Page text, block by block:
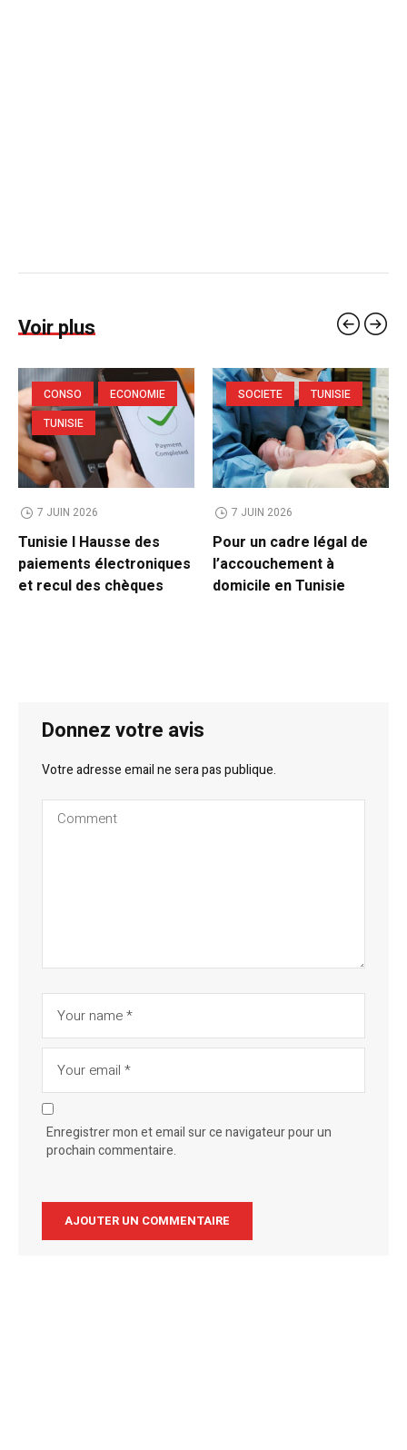
Voir plus
CONSO
ECONOMIE
TUNISIE
7 JUIN 2026
Tunisie l Hausse des
paiements électroniques
et recul des chèques
SOCIETE TUNISIE
7 JUIN 2026
Pour un cadre légal de
l’accouchement à
domicile en Tunisie
Donnez votre avis
Votre adresse email ne sera pas publique.
Enregistrer mon et email sur ce navigateur pour un
prochain commentaire.